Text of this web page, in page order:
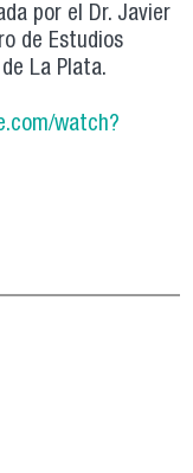
por el Dr. Javier
de Estudios
La Plata.
watch?